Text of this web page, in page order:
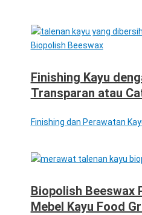
Finishing Kayu
Transparan atau
Finishing dan Perawatan
Biopolish Beeswax
Mebel Kayu Food